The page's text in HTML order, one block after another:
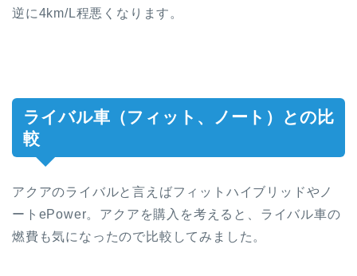
逆に4km/L程悪くなります。
ライバル車（フィット、ノート）との比
較
アクアのライバルと言えばフィットハイブリッドやノ
ートePower。アクアを購入を考えると、ライバル車の
燃費も気になったので比較してみました。